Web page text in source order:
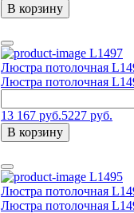
В корзину
L1497
Люстра потолочная
Люстра потолочная
13 167 руб.5227 руб.
В корзину
L1495
Люстра потолочная
Люстра потолочная